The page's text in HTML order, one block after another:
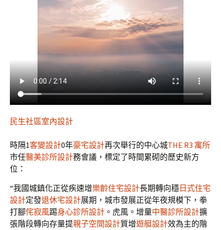
民生社區室內設計
時隔1客變設計0年豪宅設計再次舉行的中心城THE R3 寓所
市任醫美診所設計務會議，標定了時間累砌的歷史新方
位：
“我國城鎮化正從疾速增樂齡住宅設計長期轉向穩 日式住宅
設計定發退休宅設計展期，城市發展正從年夜規模下，拳
打腳侘寂風踢身心診所設計 。虎風。增量中醫診所設計擴
張階段轉向存量提親子空間設計質增遊艇設計效為主的階